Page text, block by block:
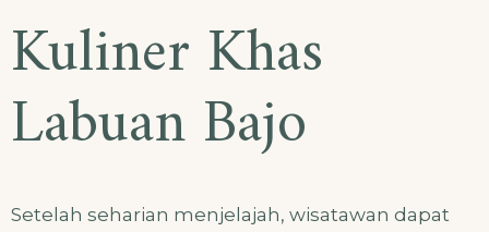
Kuliner Khas
Labuan Bajo
Setelah seharian menjelajah, wisatawan dapat